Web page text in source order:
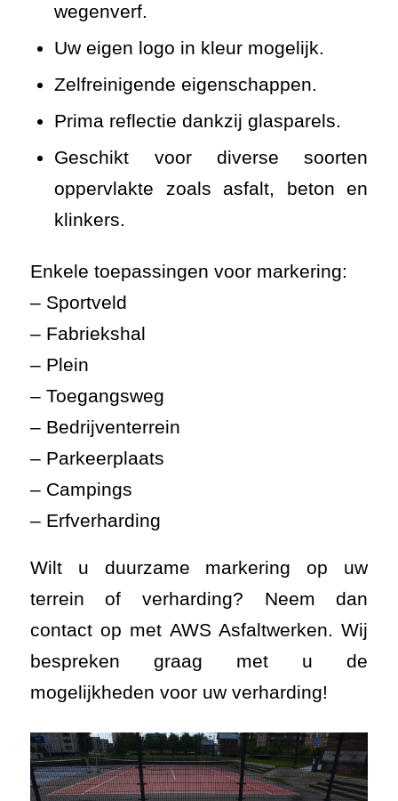
wegenverf.
Uw eigen logo in kleur mogelijk.
Zelfreinigende eigenschappen.
Prima reflectie dankzij glasparels.
Geschikt voor diverse soorten
oppervlakte zoals asfalt, beton en
klinkers.
Enkele toepassingen voor markering:
– Sportveld
– Fabriekshal
– Plein
– Toegangsweg
– Bedrijventerrein
– Parkeerplaats
– Campings
– Erfverharding
Wilt u duurzame markering op uw
terrein of verharding? Neem dan
contact op met AWS Asfaltwerken. Wij
bespreken graag met u de
mogelijkheden voor uw verharding!